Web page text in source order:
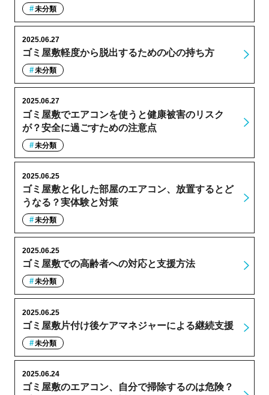
未分類
ゴミ屋敷軽度から脱出するための心の持ち方
2025.06.27
未分類
ゴミ屋敷でエアコンを使うと健康被害のリスク
が？安全に過ごすための注意点
2025.06.27
未分類
ゴミ屋敷と化した部屋のエアコン、放置するとど
うなる？実体験と対策
2025.06.25
未分類
ゴミ屋敷での高齢者への対応と支援方法
2025.06.25
未分類
ゴミ屋敷片付け後ケアマネジャーによる継続支援
2025.06.25
未分類
ゴミ屋敷のエアコン、自分で掃除するのは危険？
2025.06.24